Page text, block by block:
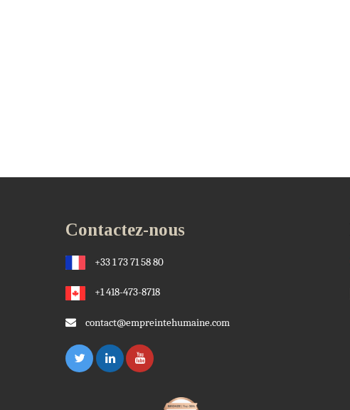
Contactez-nous
+33 1 73 71 58 80
+1 418-473-8718
contact@empreintehumaine.com